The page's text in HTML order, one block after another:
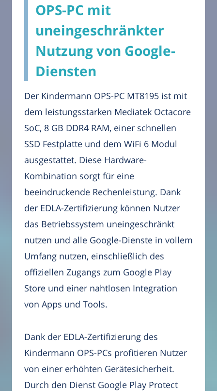
OPS-PC mit
uneingeschränkter
Nutzung von Google-
Diensten
Der Kindermann OPS-PC MT8195 ist mit
dem leistungsstarken Mediatek Octacore
SoC, 8 GB DDR4 RAM, einer schnellen
SSD Festplatte und dem WiFi 6 Modul
ausgestattet. Diese Hardware-
Kombination sorgt für eine
beeindruckende Rechenleistung. Dank
der EDLA-Zertifizierung können Nutzer
das Betriebssystem uneingeschränkt
nutzen und alle Google-Dienste in vollem
Umfang nutzen, einschließlich des
offiziellen Zugangs zum Google Play
Store und einer nahtlosen Integration
von Apps und Tools.
Dank der EDLA-Zertifizierung des
Kindermann OPS-PCs profitieren Nutzer
von einer erhöhten Gerätesicherheit.
Durch den Dienst Google Play Protect